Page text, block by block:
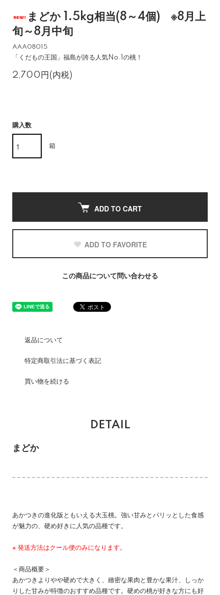
まどか 1.5kg相当(8～4個) ※8月上
旬～8月中旬
AAA08015
「くだもの王国」福島が誇る人気No.1の桃！
2,700円(内税)
購入数
箱
ADD TO CART
ADD TO FAVORITE
この商品について問い合わせる
返品について
特定商取引法に基づく表記
買い物を続ける
DETAIL
まどか
あかつきの進化版ともいえる大玉桃。強い甘みとパリッとした食感
が魅力の、硬め好きに人気の品種です。
※ 発送方法はクール便のみになります。
＜商品概要＞
あかつきよりやや硬めで大きく、緻密な果肉と豊かな果汁、しっか
りした甘みが特徴のおすすめ品種です。硬めの桃が好きな方にも好